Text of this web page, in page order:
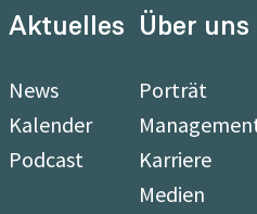
Aktuelles
News
Kalender
Podcast
Über uns
Porträt
Karriere
Medien